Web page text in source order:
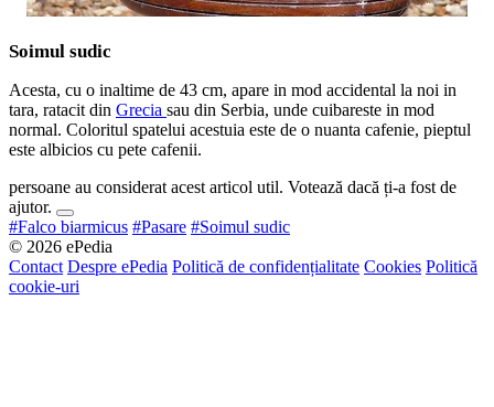
Soimul sudic
Acesta, cu o inaltime de 43 cm, apare in mod accidental la noi in
tara, ratacit din Grecia sau din Serbia, unde cuibareste in mod
normal. Coloritul spatelui acestuia este de o nuanta cafenie, pieptul
este albicios cu pete cafenii.
persoane au considerat acest articol util. Votează dacă ți-a fost de
ajutor.
#Falco biarmicus #Pasare #Soimul sudic
© 2026 ePedia
Contact Despre ePedia Politică de confidențialitate Cookies Politică
cookie-uri